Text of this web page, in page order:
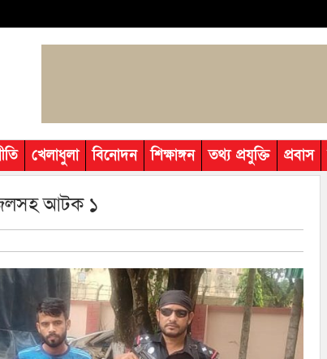
খেলাধুলা বিনোদন শিক্ষাঙ্গন তথ্য প্রযুক্তি প্রবাস
আটক ১